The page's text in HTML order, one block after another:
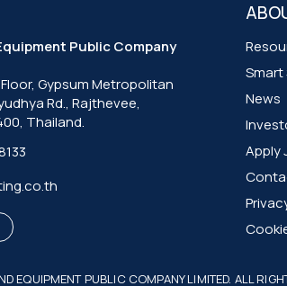
Public Company
Floor, Gypsum Metropolitan
Rd., Rajthevee,
Thailand.
News
Apply
EQUIPMENT PUBLIC COMPANY LIMITED. ALL